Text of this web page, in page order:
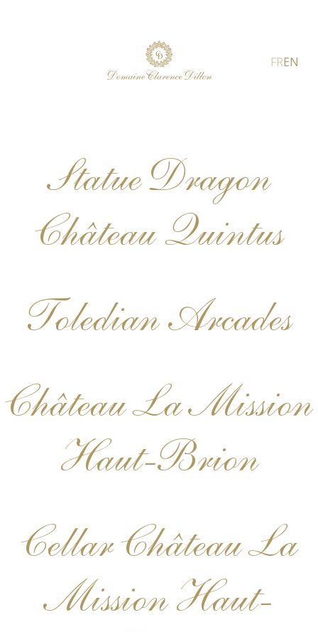
FREN
Statue Dragon
Château Quintus
Toledian Arcades
Château La Mission
Haut-Brion
Cellar Château La
Mission Haut-